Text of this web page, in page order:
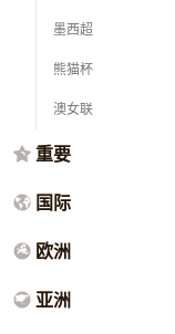
墨西超
熊猫杯
澳女联
重要
国际
欧洲
亚洲